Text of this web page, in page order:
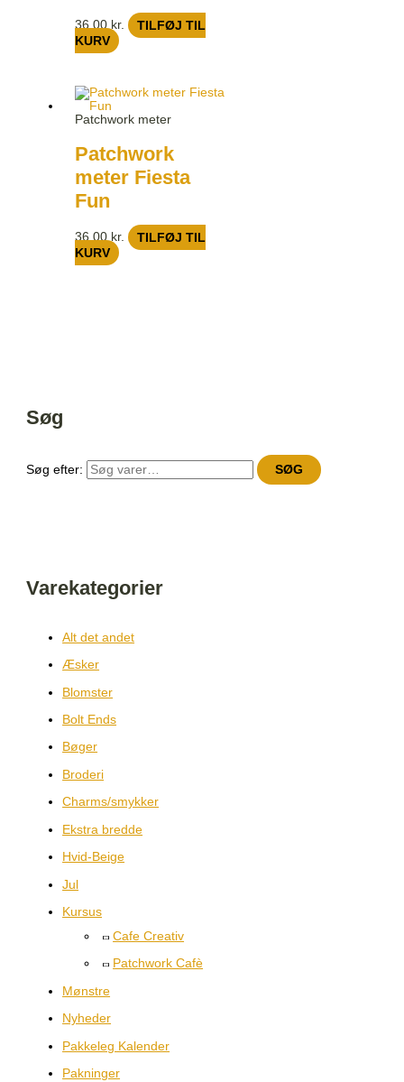
Søg
Søg efter: SØG
Varekategorier
Alt det andet
Æsker
Blomster
Bolt Ends
Bøger
Broderi
Charms/smykker
Ekstra bredde
Hvid-Beige
Jul
Kursus
Cafe Creativ
Patchwork Cafè
Mønstre
Nyheder
Pakkeleg Kalender
Pakninger
36,00kr.
TILFØJ TIL
KURV
Patchwork meter
Patchwork
meter Fiesta
Fun
36,00kr.
TILFØJ TIL
KURV